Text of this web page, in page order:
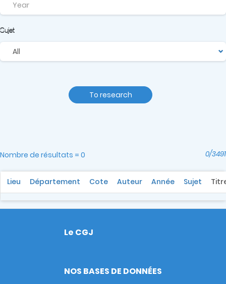
Sujet
To research
Nombre de résultats = 0 0/3491
Lieu Département Cote Auteur Année Sujet
Footer
Le CGJ
NOS BASES DE DONNÉES